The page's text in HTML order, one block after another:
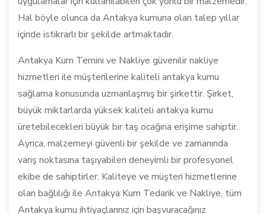
Hal böyle olunca da Antakya kumuna olan talep yıllar
içinde istikrarlı bir şekilde artmaktadır.
Antakya Kum Temini ve Nakliye güvenilir nakliye
hizmetleri ile müşterilerine kaliteli antakya kumu
sağlama konusunda uzmanlaşmış bir şirkettir. Şirket,
büyük miktarlarda yüksek kaliteli antakya kumu
üretebilecekleri büyük bir taş ocağına erişime sahiptir.
Ayrıca, malzemeyi güvenli bir şekilde ve zamanında
varış noktasına taşıyabilen deneyimli bir profesyonel
ekibe de sahiptirler. Kaliteye ve müşteri hizmetlerine
olan bağlılığı ile Antakya Kum Tedarik ve Nakliye, tüm
Antakya kumu ihtiyaçlarınız için başvuracağınız